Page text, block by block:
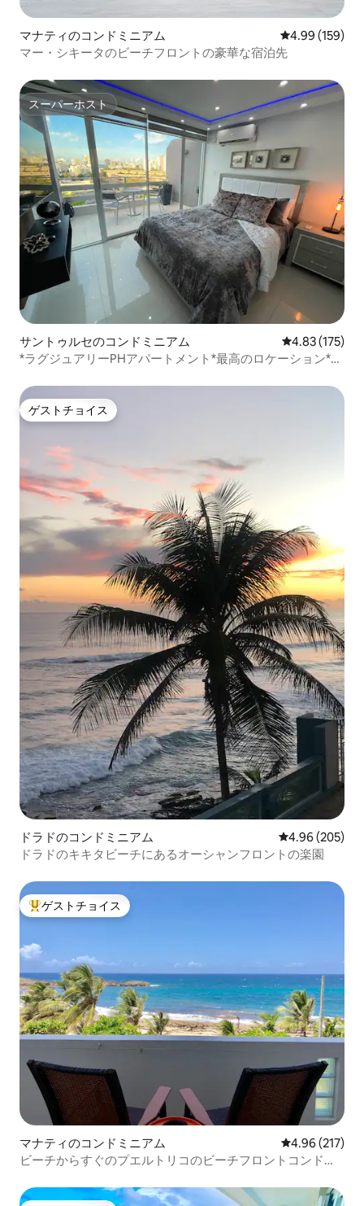
マナティのコンドミニアム レビュー159
4.99 (159)
マー・シキータのビーチフロントの豪華な宿泊先
スーパーホスト
スーパーホスト
サントゥルセのコンドミニアム レビュー175
4.83 (175)
*ラグジュアリーPHアパートメント*最高のロケーション*
ゲストチョイス
ゲストチョイス
ドラドのコンドミニアム レビュー205
4.96 (205)
ドラドのキキタビーチにあるオーシャンフロントの楽園
大好評のゲストチョイスです。
ゲストチョイス
マナティのコンドミニアム レビュー217
4.96 (217)
ビーチからすぐのプエルトリコのビーチフロントコンドミ